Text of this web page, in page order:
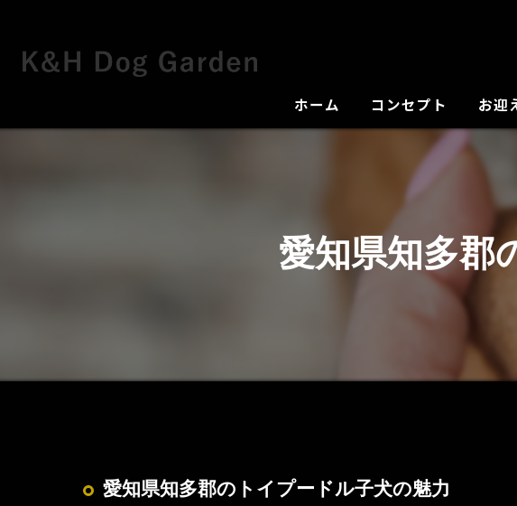
ホーム コンセプト
犬舎の紹介
お迎
愛知県知多郡
愛知県知多郡のトイプードル子犬の魅力